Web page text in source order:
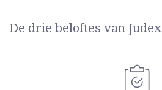
De drie beloftes van Judex